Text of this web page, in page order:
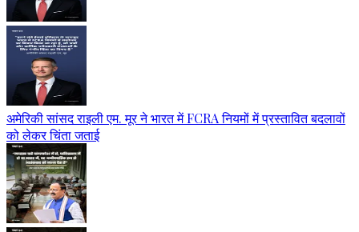
अमेरिकी सांसद राइली एम. मूर ने भारत में FCRA नियमों में प्रस्तावित बदलावों
को लेकर चिंता जताई